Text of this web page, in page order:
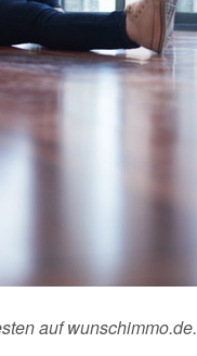
auf wunschimmo.de.